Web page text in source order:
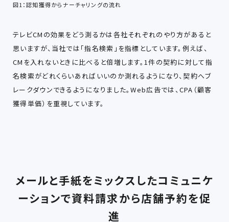
図1：認知獲得からナーチャリングの流れ
テレビCMの効果をどう測るかは各社それぞれのやり方があると
思いますが、当社では「指名検索」を指標としています。例えば、
CMを入れないときに比べると倍増します。1件の契約に対して指
名検索がどれくらいあればいいのか測れるようになり、契約へブ
レークダウンできるようになりました。Web広告では、CPA（顧客
獲得単価）を重視しています。
メールと手紙をミックスしたコミュニケ
ーションで資料請求から店舗予約を促
進